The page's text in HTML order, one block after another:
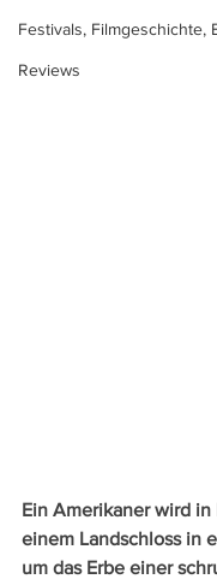
Festivals, Filmgeschichte,
Reviews
Ein Amerikaner wird in
einem Landschloss in
um das Erbe einer